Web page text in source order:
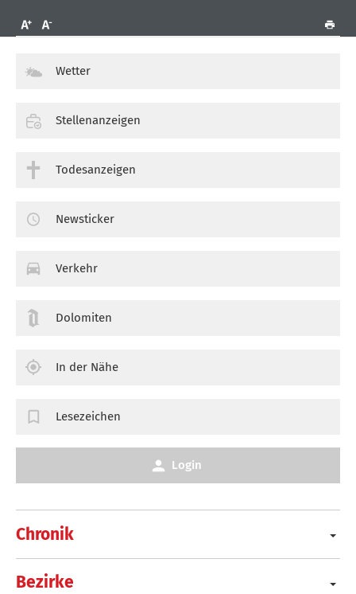
Chronik
Bezirke
Wetter
Stellenanzeigen
Todesanzeigen
Newsticker
Verkehr
Dolomiten
In der Nähe
Lesezeichen
Login